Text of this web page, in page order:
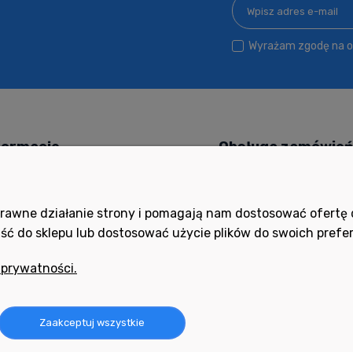
Wyrażam zgodę na
prywatności
filmy
Obsługa zamówień
Czas realizacji
Formy płatności
działanie strony i pomagają nam dostosować
do sklepu lub dostosować użycie plików do swoich
Zaakceptuj wszystkie